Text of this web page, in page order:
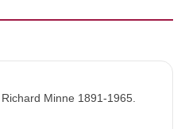
Minne 1891-1965.